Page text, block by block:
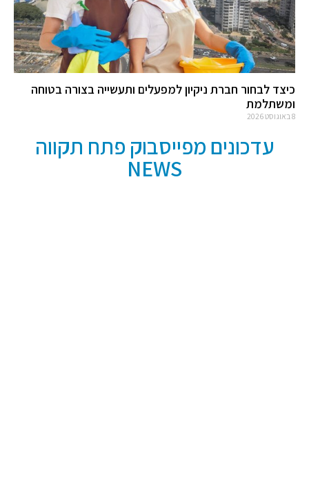
כיצד לבחור חברת ניקיון למפעלים ותעשייה בצורה בטוחה
ומשתלמת
8 באוגוסט 2026
עדכונים מפייסבוק פתח תקווה
NEWS